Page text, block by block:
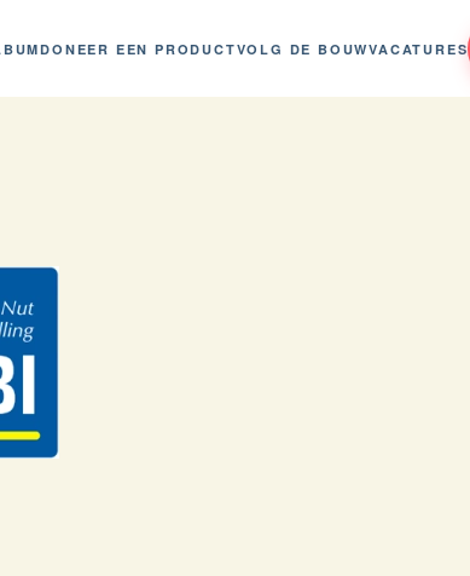
DONEER EEN PRODUCTVOLG DE BOUWVACATURES